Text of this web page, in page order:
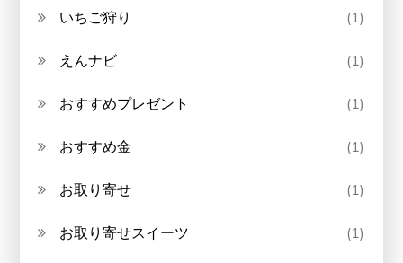
いちご狩り (1)
えんナビ (1)
おすすめプレゼント (1)
おすすめ金 (1)
お取り寄せ (1)
お取り寄せスイーツ (1)